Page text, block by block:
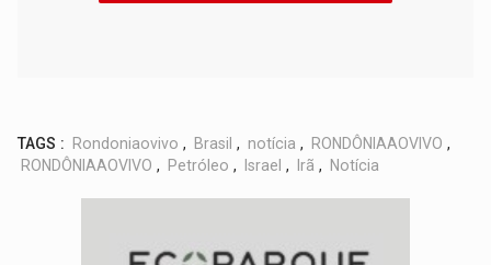
TAGS : Rondoniaovivo , Brasil , notícia , RONDÔNIAAOVIVO ,
RONDÔNIAAOVIVO , Petróleo , Israel , Irã , Notícia